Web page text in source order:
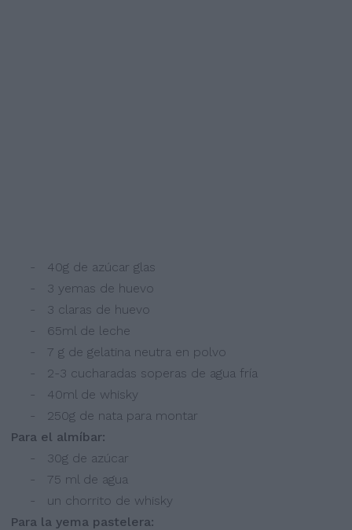
- 40g de azúcar glas
- 3 yemas de huevo
- 3 claras de huevo
- 65ml de leche
- 7 g de gelatina neutra en polvo
- 2-3 cucharadas soperas de agua fría
- 40ml de whisky
- 250g de nata para montar
Para el almíbar:
- 30g de azúcar
- 75 ml de agua
- un chorrito de whisky
Para la yema pastelera: